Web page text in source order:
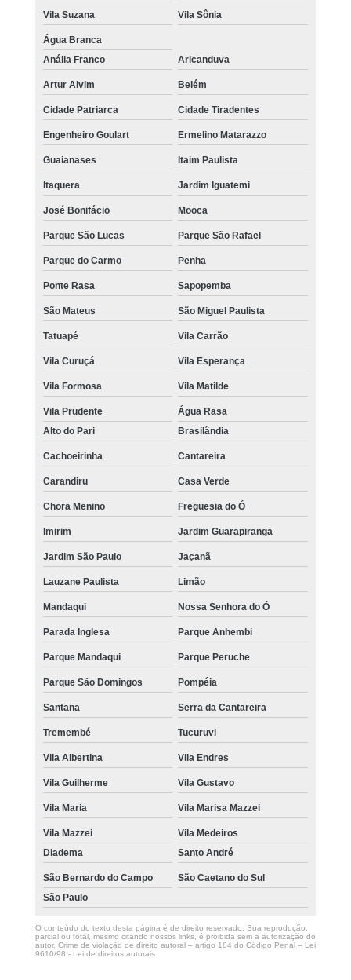
Vila Suzana Vila Sônia
Água Branca
Anália Franco
Aricanduva
Artur Alvim Belém
Cidade Patriarca Cidade Tiradentes
Engenheiro Goulart Ermelino Matarazzo
Guaianases Itaim Paulista
Itaquera Jardim Iguatemi
José Bonifácio Mooca
Parque São Lucas Parque São Rafael
Parque do Carmo Penha
Ponte Rasa Sapopemba
São Mateus São Miguel Paulista
Tatuapé Vila Carrão
Vila Curuçá Vila Esperança
Vila Formosa Vila Matilde
Vila Prudente
Água Rasa
Alto do Pari
Brasilândia
Cachoeirinha Cantareira
Carandiru Casa Verde
Chora Menino Freguesia do Ó
Imirim Jardim Guarapiranga
Jardim São Paulo Jaçanã
Lauzane Paulista Limão
Mandaqui Nossa Senhora do Ó
Parada Inglesa Parque Anhembi
Parque Mandaqui Parque Peruche
Parque São Domingos Pompéia
Santana Serra da Cantareira
Tremembé Tucuruvi
Vila Albertina Vila Endres
Vila Guilherme Vila Gustavo
Vila Maria Vila Marisa Mazzei
Vila Mazzei
Vila Medeiros
Diadema
Santo André
São Bernardo do Campo
São Caetano do Sul
São Paulo
O conteúdo do texto desta página é de direito reservado. Sua reprodução,
parcial ou total, mesmo citando nossos links, é proibida sem a autorização do
autor. Crime de violação de direito autoral – artigo 184 do Código Penal – Lei
9610/98 - Lei de direitos autorais.